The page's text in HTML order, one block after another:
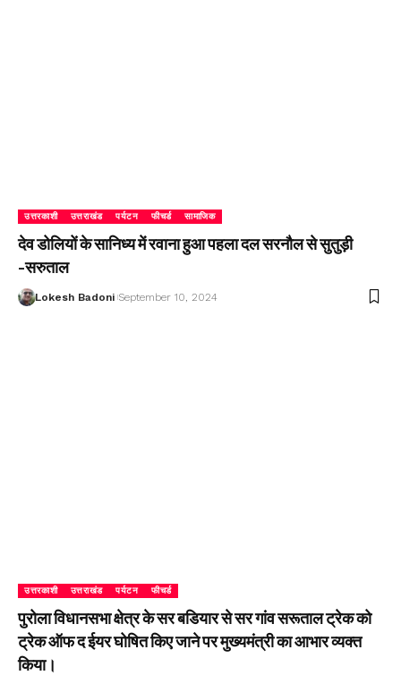
उत्तरकाशी उत्तराखंड पर्यटन फीचर्ड सामाजिक
देव डोलियों के सानिध्य में रवाना हुआ पहला दल सरनौल से सुतुड़ी
-सरुताल
Lokesh Badoni September 10, 2024
उत्तरकाशी उत्तराखंड पर्यटन फीचर्ड
पुरोला विधानसभा क्षेत्र के सर बडियार से सर गांव सरूताल ट्रेक को
ट्रेक ऑफ द ईयर घोषित किए जाने पर मुख्यमंत्री का आभार व्यक्त
किया।